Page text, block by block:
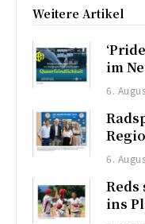
Weitere Artikel
im
6.
6.
ins